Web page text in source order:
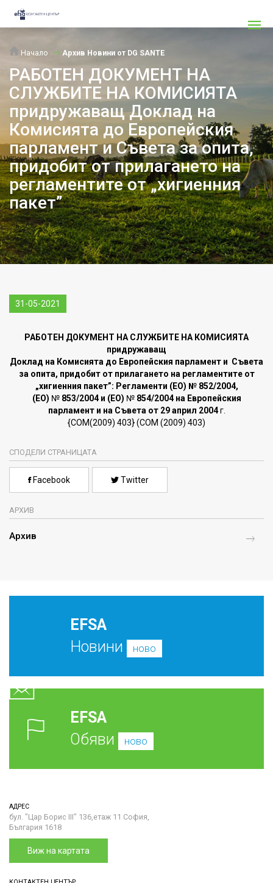
Начало Архив Новини от DG SANTE
РАБОТЕН ДОКУМЕНТ НА
СЛУЖБИТЕ НА КОМИСИЯТА
придружаващ Доклад на
Комисията до Европейския
парламент и Съвета за опита,
придобит от прилагането на
регламентите от „хигиенния
пакет”
31-05-2021
РАБОТЕН ДОКУМЕНТ НА СЛУЖБИТЕ НА КОМИСИЯТА
придружаващ
Доклад на Комисията до Европейския парламент и Съвета
за опита, придобит от прилагането на регламентите от
„хигиенния пакет”: Регламенти (ЕО) № 852/2004,
(ЕО) № 853/2004 и (ЕО) № 854/2004 на Европейския
парламент и на Съвета от 29 април 2004г.
{COM(2009) 403} (COM (2009) 403)
СПОДЕЛИ СТРАНИЦАТА
Facebook Twitter
АРХИВ
Архив
EFSA
Новини
ново
EFSA
Обяви
ново
АДРЕС
бул. "Цар Борис III" 136,етаж 11 София,
България 1618
Виж на картата